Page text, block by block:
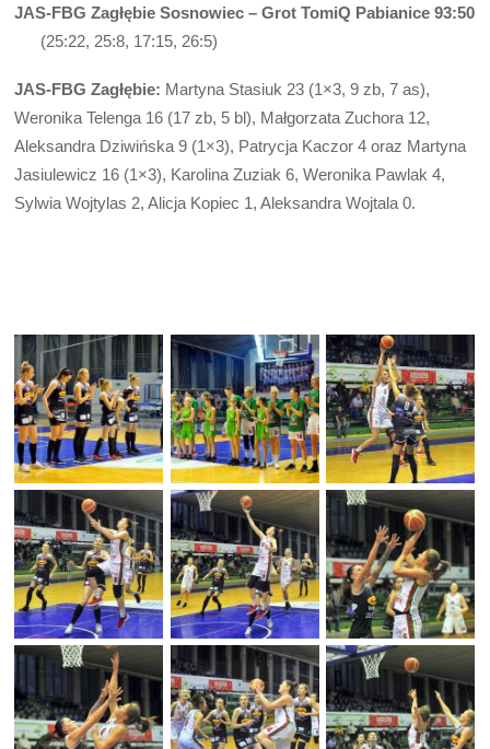
JAS-FBG Zagłębie Sosnowiec – Grot TomiQ Pabianice 93:50
(25:22, 25:8, 17:15, 26:5)
JAS-FBG Zagłębie: Martyna Stasiuk 23 (1×3, 9 zb, 7 as),
Weronika Telenga 16 (17 zb, 5 bl), Małgorzata Zuchora 12,
Aleksandra Dziwińska 9 (1×3), Patrycja Kaczor 4 oraz Martyna
Jasiulewicz 16 (1×3), Karolina Zuziak 6, Weronika Pawlak 4,
Sylwia Wojtylas 2, Alicja Kopiec 1, Aleksandra Wojtala 0.